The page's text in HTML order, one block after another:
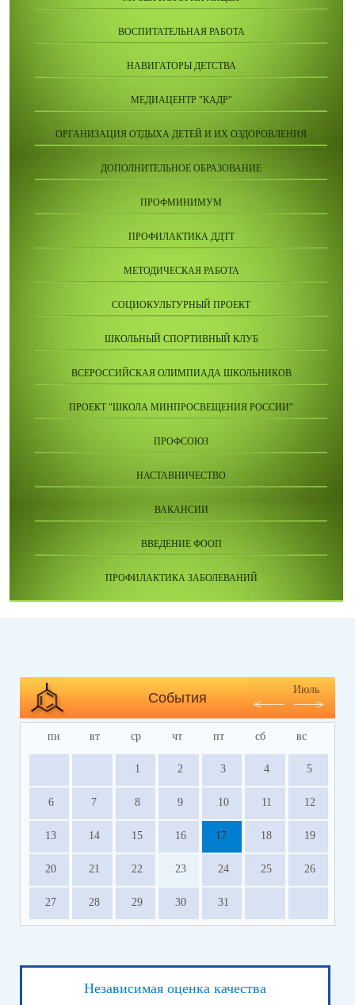
ВОСПИТАТЕЛЬНАЯ РАБОТА
НАВИГАТОРЫ ДЕТСТВА
МЕДИАЦЕНТР "КАДР"
ОРГАНИЗАЦИЯ ОТДЫХА ДЕТЕЙ И ИХ ОЗДОРОВЛЕНИЯ
ДОПОЛНИТЕЛЬНОЕ ОБРАЗОВАНИЕ
ПРОФМИНИМУМ
ПРОФИЛАКТИКА ДДТТ
МЕТОДИЧЕСКАЯ РАБОТА
СОЦИОКУЛЬТУРНЫЙ ПРОЕКТ
ШКОЛЬНЫЙ СПОРТИВНЫЙ КЛУБ
ВСЕРОССИЙСКАЯ ОЛИМПИАДА ШКОЛЬНИКОВ
ПРОЕКТ "ШКОЛА МИНПРОСВЕЩЕНИЯ РОССИИ"
ПРОФСОЮЗ
НАСТАВНИЧЕСТВО
ВАКАНСИИ
ВВЕДЕНИЕ ФООП
ПРОФИЛАКТИКА ЗАБОЛЕВАНИЙ
События
Июль
пн вт ср чт пт сб вс
1 2 3 4 5
6 7 8 9 10 11 12
13 14 15 16 17 18 19
20 21 22 23 24 25 26
27 28 29 30 31
Независимая оценка качества